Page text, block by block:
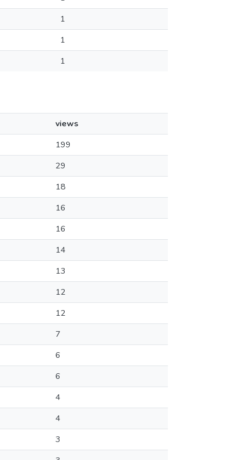
1
1
1
views
199
29
18
16
16
14
13
12
12
7
6
6
4
4
3